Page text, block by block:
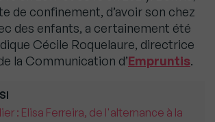
de confinement, d’avoir son chez
des enfants, a certainement été
Cécile Roquelaure, directrice
la Communication d’Empruntis.
: Elisa Ferreira, de l'alternance à la